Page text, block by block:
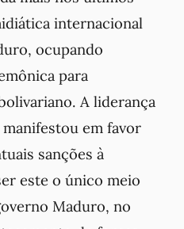
internacional
ocupando
para
A liderança
em favor
sanções à
este o único meio
Maduro, no